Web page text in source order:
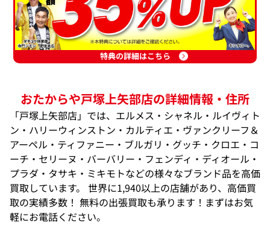
特典の詳細はこちら
おたからや戸塚上矢部店の詳細情報・住所
「戸塚上矢部店」では、エルメス・シャネル・ルイヴィト
ン・ハリーウィンストン・カルティエ・ヴァンクリーフ＆
アーペル・ティファニー・ブルガリ・グッチ・クロエ・コ
ーチ・セリーヌ・バーバリー・フェンディ・ディオール・
プラダ・タサキ・ミキモトなどの様々なブランド品を高価
買取しています。 世界に1,940以上の店舗があり、高価買
取の実績多数！ 無料の出張買取も承ります！まずはお気
軽にお電話ください。